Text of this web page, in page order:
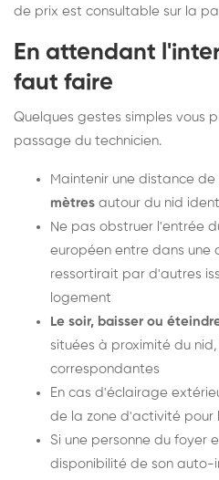
de prix est consultable sur la
En attendant
faut faire
Quelques gestes simples vous
passage du technicien.
Maintenir une distance
mètres autour du nid
Ne pas obstruer l'entrée
européen entre dans une
ressortirait par d'autres
logement
Le soir, baisser ou
situées à proximité du
correspondantes
En cas d'éclairage
de la zone d'activité pour
Si une personne du foyer
disponibilité de son auto-